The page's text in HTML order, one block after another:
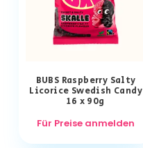
BUBS Raspberry Salty
Licorice Swedish Candy
16 x 90g
Für Preise anmelden